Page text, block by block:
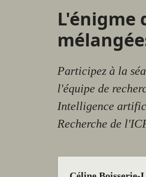
L'énigme
Participez à la
l'équipe de
Intelligence
Recherche de